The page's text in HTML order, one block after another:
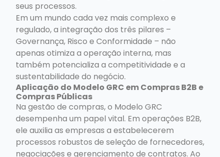
seus processos.
Em um mundo cada vez mais complexo e
regulado, a integração dos três pilares –
Governança, Risco e Conformidade – não
apenas otimiza a operação interna, mas
também potencializa a competitividade e a
sustentabilidade do negócio.
Aplicação do Modelo GRC em Compras B2B e
Compras Públicas
Na gestão de compras, o Modelo GRC
desempenha um papel vital. Em operações B2B,
ele auxilia as empresas a estabelecerem
processos robustos de seleção de fornecedores,
negociações e gerenciamento de contratos. Ao